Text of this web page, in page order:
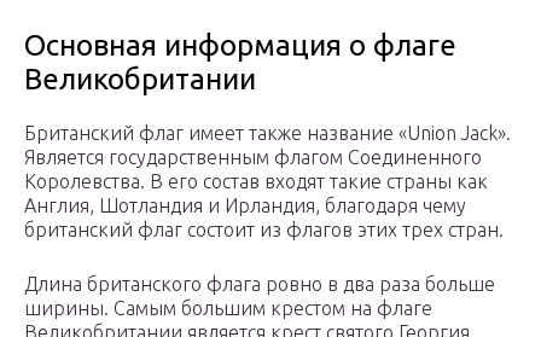
Основная информация о флаге
Великобритании
Британский флаг имеет также название «Union Jack».
Является государственным флагом Соединенного
Королевства. В его состав входят такие страны как
Англия, Шотландия и Ирландия, благодаря чему
британский флаг состоит из флагов этих трех стран.
Длина британского флага ровно в два раза больше
ширины. Самым большим крестом на флаге
Великобритании является крест святого Георгия,